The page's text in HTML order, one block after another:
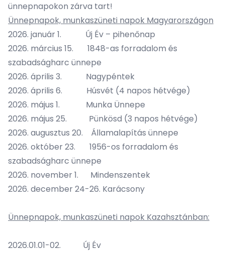
ünnepnapokon zárva tart!
Ünnepnapok, munkaszüneti napok Magyarországon
2026. január 1. Új Év – pihenőnap
2026. március 15. 1848-as forradalom és
szabadságharc ünnepe
2026. április 3. Nagypéntek
2026. április 6. Húsvét (4 napos hétvége)
2026. május 1. Munka Ünnepe
2026. május 25. Pünkösd (3 napos hétvége)
2026. augusztus 20. Államalapítás ünnepe
2026. október 23. 1956-os forradalom és
szabadságharc ünnepe
2026. november 1. Mindenszentek
2026. december 24-26. Karácsony
Ünnepnapok, munkaszüneti napok Kazahsztánban:
2026.01.01-02. Új Év